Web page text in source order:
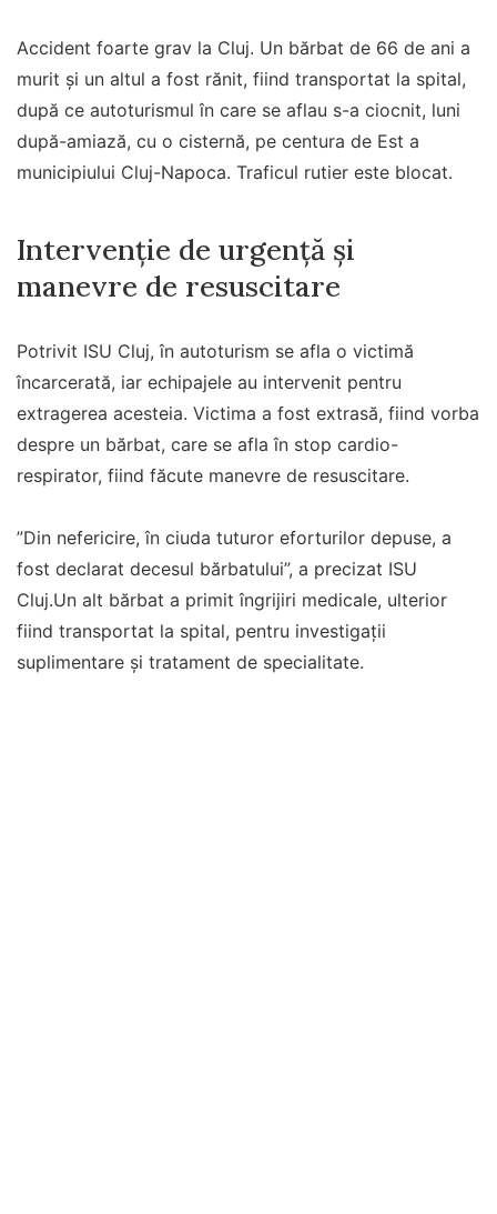
Accident foarte grav la Cluj. Un bărbat de 66 de ani a
murit şi un altul a fost rănit, fiind transportat la spital,
după ce autoturismul în care se aflau s-a ciocnit, luni
după-amiază, cu o cisternă, pe centura de Est a
municipiului Cluj-Napoca. Traficul rutier este blocat.
Intervenție de urgență și
manevre de resuscitare
Potrivit ISU Cluj, în autoturism se afla o victimă
încarcerată, iar echipajele au intervenit pentru
extragerea acesteia. Victima a fost extrasă, fiind vorba
despre un bărbat, care se afla în stop cardio-
respirator, fiind făcute manevre de resuscitare.
”Din nefericire, în ciuda tuturor eforturilor depuse, a
fost declarat decesul bărbatului”, a precizat ISU
Cluj.Un alt bărbat a primit îngrijiri medicale, ulterior
fiind transportat la spital, pentru investigaţii
suplimentare şi tratament de specialitate.